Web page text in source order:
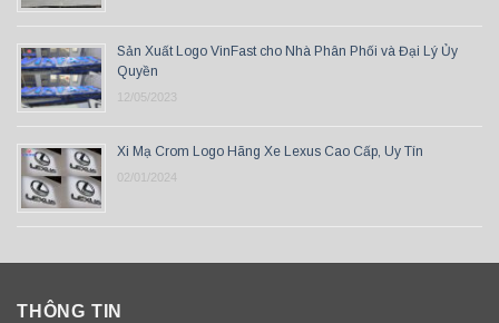
Sản Xuất Logo VinFast cho Nhà Phân Phối và Đại Lý Ủy
Quyền
12/05/2023
Xi Mạ Crom Logo Hãng Xe Lexus Cao Cấp, Uy Tín
02/01/2024
THÔNG TIN